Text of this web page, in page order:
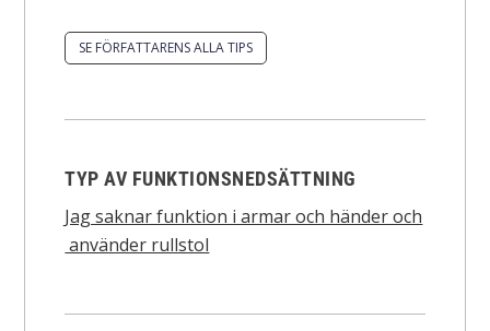
SE FÖRFATTARENS ALLA TIPS
TYP AV FUNKTIONSNEDSÄTTNING
Jag saknar funktion i armar och händer och
använder rullstol